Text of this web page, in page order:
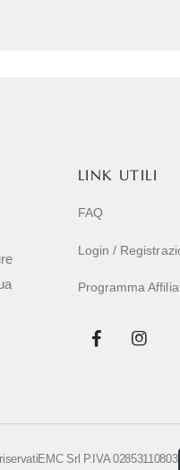
LINK UTILI
FAQ
Login /
Programma
EMC Srl P.IVA 02853110803